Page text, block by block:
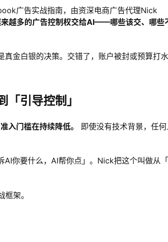
广告实战指南，由资深电商广告代理Nick
越多的广告控制权交给AI——哪些该交、哪些
金白银的决策。交错了，账户被封或预算打水
引导控制」
入门槛在持续降低。
即使没有技术背景，任
你要什么，AI帮你点」。Nick把这个叫做从
架。